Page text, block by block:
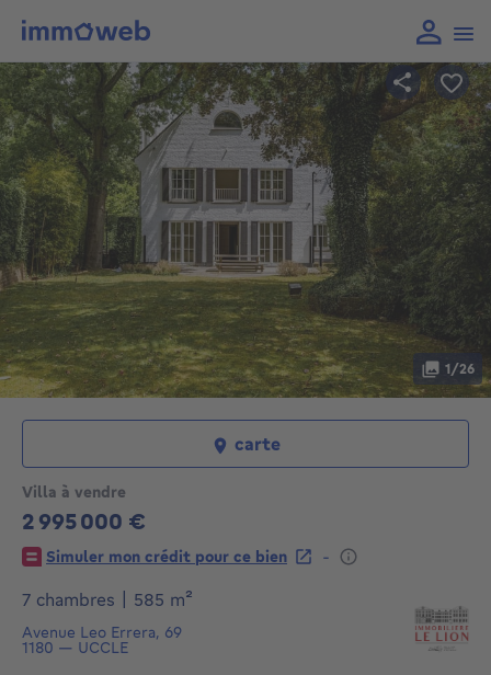
Villa à vendre
2 995 000 €
2995000€
Simuler mon crédit pour ce bien
-
7 chambres
585 m²
Avenue Leo Errera, 69
1180 — UCCLE
1/26
carte